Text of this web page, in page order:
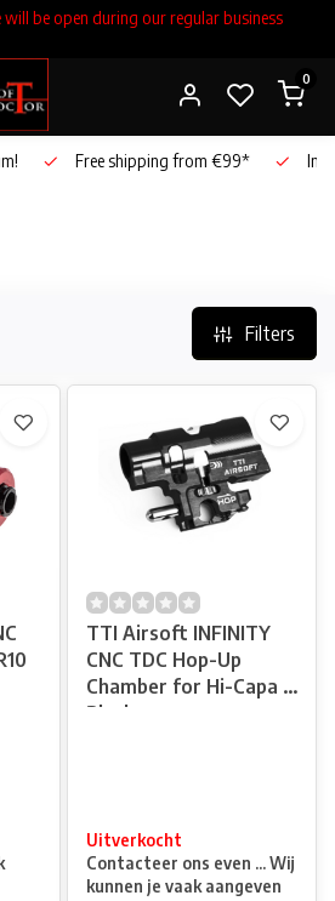
will be open during our regular business
0
Free shipping from €99*
Filters
TTI Airsoft INFINITY
CNC TDC Hop-Up
Chamber for Hi-Capa -
Black
Uitverkocht
Contacteer ons even ... Wij
kunnen je vaak aangeven